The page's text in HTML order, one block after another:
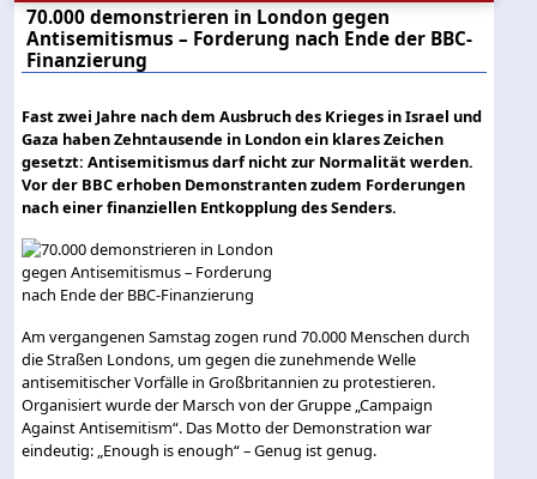
70.000 demonstrieren in London gegen
Antisemitismus – Forderung nach Ende der BBC-
Finanzierung
Fast zwei Jahre nach dem Ausbruch des Krieges in Israel und
Gaza haben Zehntausende in London ein klares Zeichen
gesetzt: Antisemitismus darf nicht zur Normalität werden.
Vor der BBC erhoben Demonstranten zudem Forderungen
nach einer finanziellen Entkopplung des Senders.
Am vergangenen Samstag zogen rund 70.000 Menschen durch
die Straßen Londons, um gegen die zunehmende Welle
antisemitischer Vorfälle in Großbritannien zu protestieren.
Organisiert wurde der Marsch von der Gruppe „Campaign
Against Antisemitism“. Das Motto der Demonstration war
eindeutig: „Enough is enough“ – Genug ist genug.